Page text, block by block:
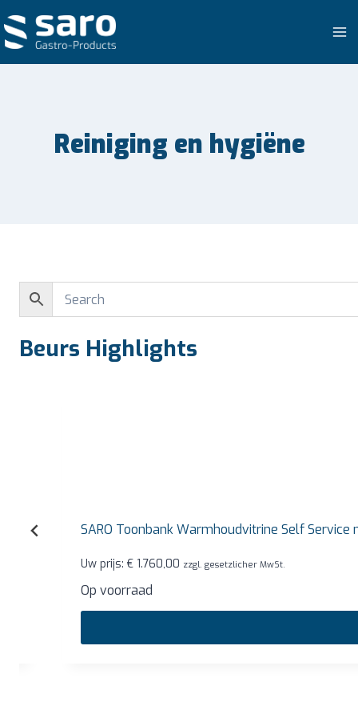
naar
inhoud
Reiniging en hygiëne
Beurs Highlights
SARO Toonbank Warmhoudvitrine Self Service model
Uw prijs:€1.760,00 zzgl. gesetzlicher MwSt.
Op voorraad